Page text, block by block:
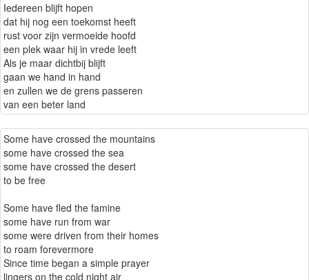
Iedereen blijft hopen
dat hij nog een toekomst heeft
rust voor zijn vermoeide hoofd
een plek waar hij in vrede leeft
Als je maar dichtbij blijft
gaan we hand in hand
en zullen we de grens passeren
van een beter land
Some have crossed the mountains
some have crossed the sea
some have crossed the desert
to be free
Some have fled the famine
some have run from war
some were driven from their homes
to roam forevermore
Since time began a simple prayer
lingers on the cold night air